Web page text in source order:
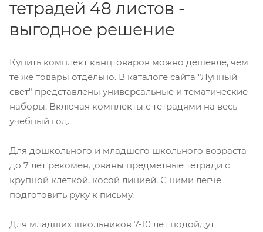
тетрадей 48 листов -
выгодное решение
Купить комплект канцтоваров можно дешевле, чем
те же товары отдельно. В каталоге сайта "Лунный
свет" представлены универсальные и тематические
наборы. Включая комплекты с тетрадями на весь
учебный год.
Для дошкольного и младшего школьного возраста
до 7 лет рекомендованы предметные тетради с
крупной клеткой, косой линией. С ними легче
подготовить руку к письму.
Для младших школьников 7-10 лет подойдут